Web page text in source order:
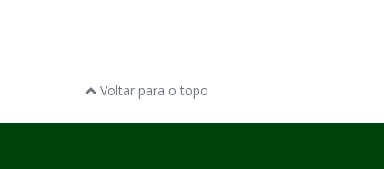
Voltar para o topo